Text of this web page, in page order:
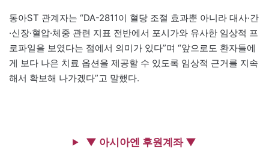
동아ST 관계자는 “DA-2811이 혈당 조절 효과뿐 아니라 대사·간
·신장·혈압·체중 관련 지표 전반에서 포시가와 유사한 임상적 프
로파일을 보였다는 점에서 의미가 있다”며 “앞으로도 환자들에
게 보다 나은 치료 옵션을 제공할 수 있도록 임상적 근거를 지속
해서 확보해 나가겠다”고 말했다.
▼ 아시아엔 후원계좌 ▼